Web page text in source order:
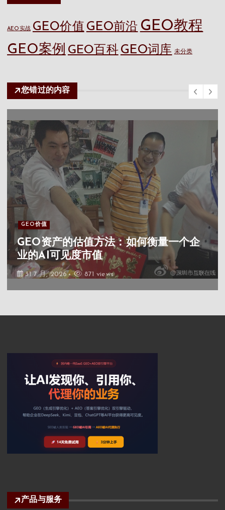
AEO实战 GEO价值 GEO前沿 GEO教程
GEO案例 GEO百科 GEO词库 未分类
您错过的内容
GEO价值
地理空间智能的商业价值裂变：从数据
资产到决策引擎的GEO价值重构
30 7 月, 2026 475 views
产品与服务